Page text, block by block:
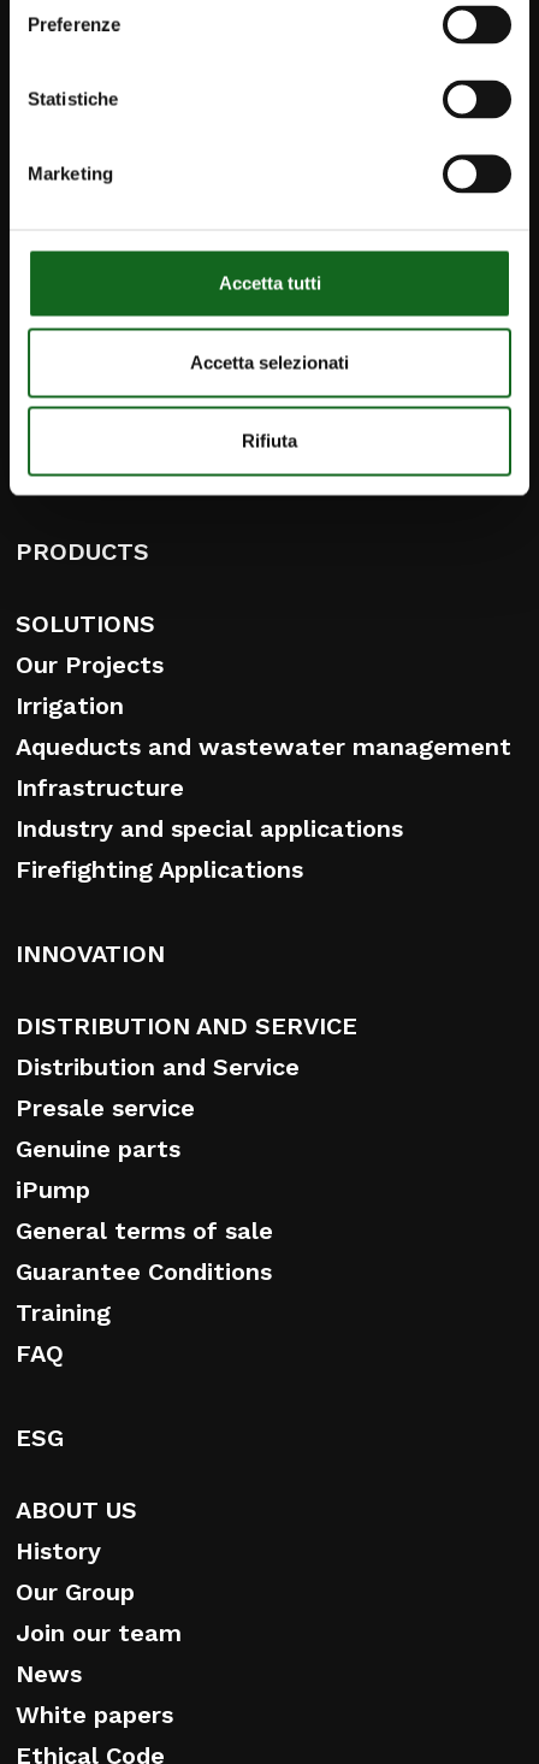
Preferenze
Statistiche
Marketing
Accetta tutti
Accetta selezionati
Rifiuta
Newsletter
info@caprari.it
PRODUCTS
SOLUTIONS
Our Projects
Irrigation
Aqueducts and wastewater management
Infrastructure
Industry and special applications
Firefighting Applications
INNOVATION
DISTRIBUTION AND SERVICE
Distribution and Service
Presale service
Genuine parts
iPump
General terms of sale
Guarantee Conditions
Training
FAQ
ESG
ABOUT US
History
Our Group
Join our team
News
White papers
Ethical Code